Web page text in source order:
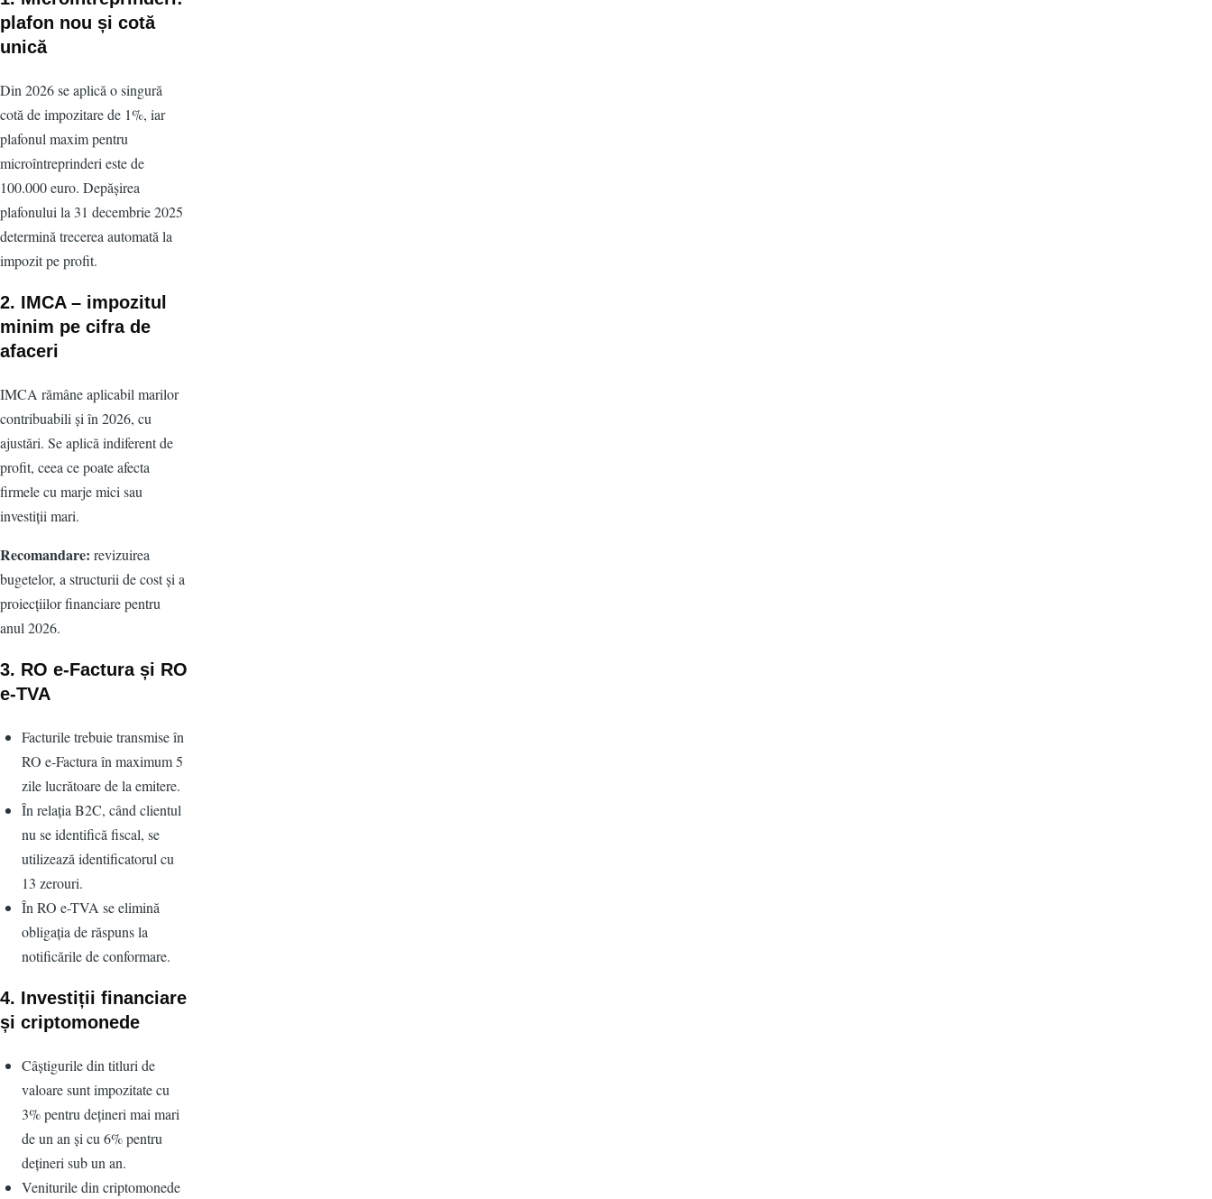
plafon nou și cotă
unică
Din 2026 se aplică o singură
cotă de impozitare de 1%, iar
plafonul maxim pentru
microîntreprinderi este de
100.000 euro. Depășirea
plafonului la 31 decembrie 2025
determină trecerea automată la
impozit pe profit.
2. IMCA – impozitul
minim pe cifra de
afaceri
IMCA rămâne aplicabil marilor
contribuabili și în 2026, cu
ajustări. Se aplică indiferent de
profit, ceea ce poate afecta
firmele cu marje mici sau
investiții mari.
Recomandare: revizuirea
bugetelor, a structurii de cost și a
proiecțiilor financiare pentru
anul 2026.
3. RO e-Factura și RO
e-TVA
Facturile trebuie transmise în
RO e-Factura în maximum 5
zile lucrătoare de la emitere.
În relația B2C, când clientul
nu se identifică fiscal, se
utilizează identificatorul cu
13 zerouri.
În RO e-TVA se elimină
obligația de răspuns la
notificările de conformare.
4. Investiții financiare
și criptomonede
Câștigurile din titluri de
valoare sunt impozitate cu
3% pentru dețineri mai mari
de un an și cu 6% pentru
dețineri sub un an.
Veniturile din criptomonede